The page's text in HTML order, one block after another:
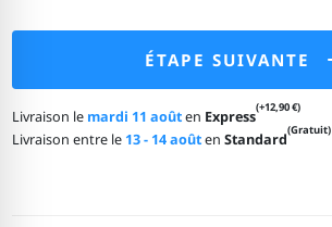
ÉTAPE SUIVANTE
Livraison le mardi 11 aoûten Express(+12,90 €)
Livraison entre le 13 - 14 aoûtenStandard(Gratuit)